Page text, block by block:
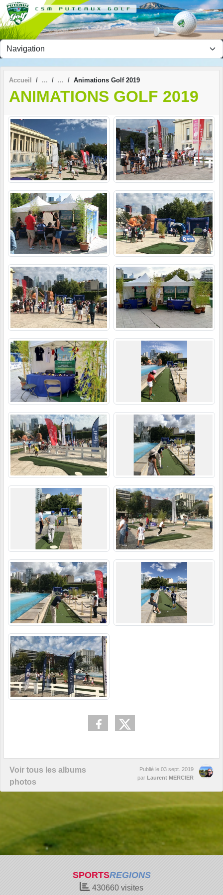
Accueil Animations Golf 2019
ANIMATIONS GOLF 2019
Voir tous les albums
photos
Publié le 03 sept. 2019
par Laurent MERCIER
SPORTSREGIONS
430660 visites
Panneau de gestion des cookies